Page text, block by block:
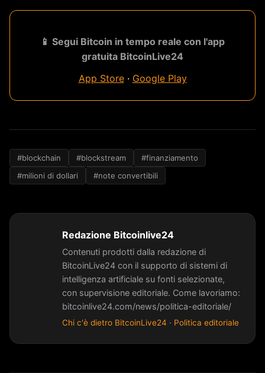
📱 Segui Bitcoin in tempo reale con l'app
gratuita BitcoinLive24
App Store· Google Play
#blockchain #blockstream
#finanziamento
#milioni di dollari
#note convertibili
Redazione Bitcoinlive24
Contenuti prodotti dalla redazione di
BitcoinLive24 con il supporto di sistemi di
intelligenza artificiale su fonti selezionate,
con supervisione editoriale. Come lavoriamo:
bitcoinlive24.com/news/politica-editoriale/
Chi c'è dietro BitcoinLive24 · Politica editoriale